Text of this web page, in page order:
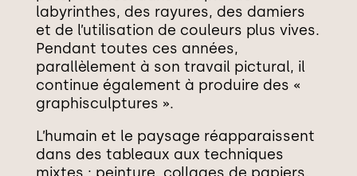
labyrinthes, des rayures, des damiers
et de l’utilisation de couleurs plus vives.
Pendant toutes ces années,
parallèlement à son travail pictural, il
continue également à produire des «
graphisculptures ».
L’humain et le paysage réapparaissent
dans des tableaux aux techniques